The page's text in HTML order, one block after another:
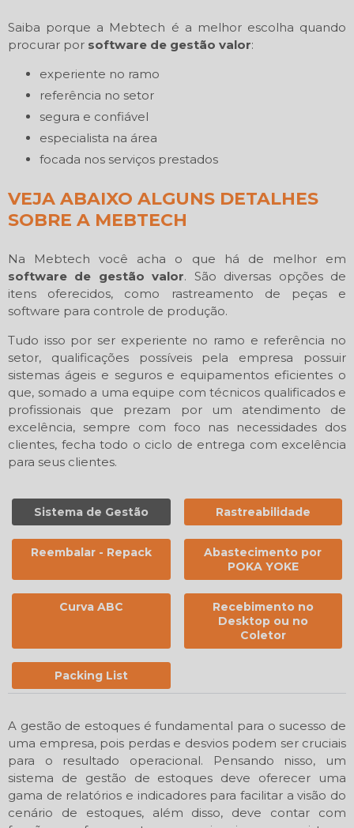
Saiba porque a Mebtech é a melhor escolha quando
procurar por software de gestão valor:
experiente no ramo
referência no setor
segura e confiável
especialista na área
focada nos serviços prestados
VEJA ABAIXO ALGUNS DETALHES
SOBRE A MEBTECH
Na Mebtech você acha o que há de melhor em
software de gestão valor. São diversas opções de
itens oferecidos, como rastreamento de peças e
software para controle de produção.
Tudo isso por ser experiente no ramo e referência no
setor, qualificações possíveis pela empresa possuir
sistemas ágeis e seguros e equipamentos eficientes o
que, somado a uma equipe com técnicos qualificados e
profissionais que prezam por um atendimento de
excelência, sempre com foco nas necessidades dos
clientes, fecha todo o ciclo de entrega com excelência
para seus clientes.
Sistema de Gestão Rastreabilidade
Reembalar - Repack
Abastecimento por
POKA YOKE
Curva ABC
Recebimento no
Desktop ou no
Coletor
Packing List
A gestão de estoques é fundamental para o sucesso de
uma empresa, pois perdas e desvios podem ser cruciais
para o resultado operacional. Pensando nisso, um
sistema de gestão de estoques deve oferecer uma
gama de relatórios e indicadores para facilitar a visão do
cenário de estoques, além disso, deve contar com